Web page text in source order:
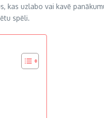
kas uzlabo vai kavē
spēli.